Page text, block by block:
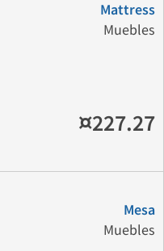
Mattress
Muebles
¤227.27
Mesa
Muebles